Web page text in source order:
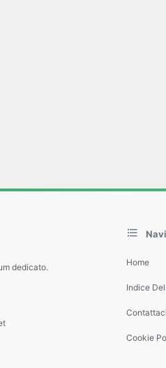
dedicato.
Home
Indice
Cookie